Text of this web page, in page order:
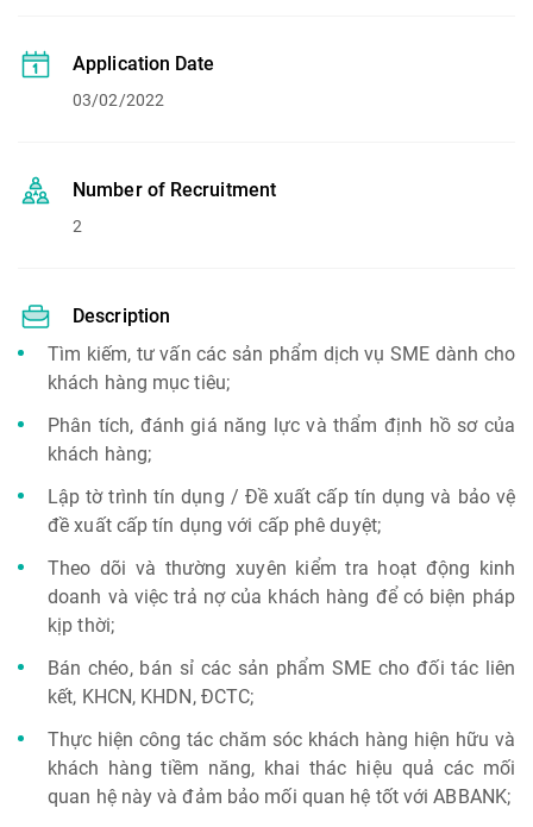
Application Date
03/02/2022
Number of Recruitment
2
Description
Tìm kiếm, tư vấn các sản phẩm dịch vụ SME dành cho
khách hàng mục tiêu;
Phân tích, đánh giá năng lực và thẩm định hồ sơ của
khách hàng;
Lập tờ trình tín dụng / Đề xuất cấp tín dụng và bảo vệ
đề xuất cấp tín dụng với cấp phê duyệt;
Theo dõi và thường xuyên kiểm tra hoạt động kinh
doanh và việc trả nợ của khách hàng để có biện pháp
kịp thời;
Bán chéo, bán sỉ các sản phẩm SME cho đối tác liên
kết, KHCN, KHDN, ĐCTC;
Thực hiện công tác chăm sóc khách hàng hiện hữu và
khách hàng tiềm năng, khai thác hiệu quả các mối
quan hệ này và đảm bảo mối quan hệ tốt với ABBANK;